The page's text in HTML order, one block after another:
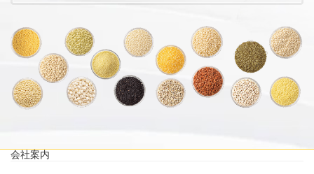
会社案内